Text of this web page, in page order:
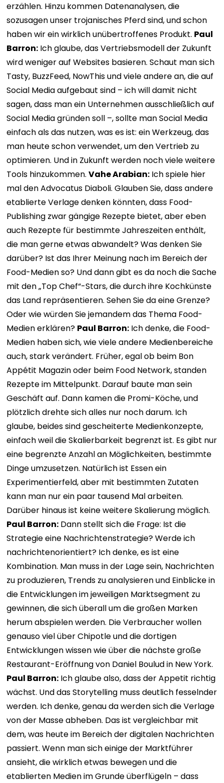
erzählen. Hinzu kommen Datenanalysen, die
sozusagen unser trojanisches Pferd sind, und schon
haben wir ein wirklich unübertroffenes Produkt. Paul
Barron: Ich glaube, das Vertriebsmodell der Zukunft
wird weniger auf Websites basieren. Schaut man sich
Tasty, BuzzFeed, NowThis und viele andere an, die auf
Social Media aufgebaut sind – ich will damit nicht
sagen, dass man ein Unternehmen ausschließlich auf
Social Media gründen soll –, sollte man Social Media
einfach als das nutzen, was es ist: ein Werkzeug, das
man heute schon verwendet, um den Vertrieb zu
optimieren. Und in Zukunft werden noch viele weitere
Tools hinzukommen.Vahe Arabian: Ich spiele hier
mal den Advocatus Diaboli. Glauben Sie, dass andere
etablierte Verlage denken könnten, dass Food-
Publishing zwar gängige Rezepte bietet, aber eben
auch Rezepte für bestimmte Jahreszeiten enthält,
die man gerne etwas abwandelt? Was denken Sie
darüber? Ist das Ihrer Meinung nach im Bereich der
Food-Medien so? Und dann gibt es da noch die Sache
mit den „Top Chef“-Stars, die durch ihre Kochkünste
das Land repräsentieren. Sehen Sie da eine Grenze?
Oder wie würden Sie jemandem das Thema Food-
Medien erklären? Paul Barron: Ich denke, die Food-
Medien haben sich, wie viele andere Medienbereiche
auch, stark verändert. Früher, egal ob beim Bon
Appétit Magazin oder beim Food Network, standen
Rezepte im Mittelpunkt. Darauf baute man sein
Geschäft auf. Dann kamen die Promi-Köche, und
plötzlich drehte sich alles nur noch darum. Ich
glaube, beides sind gescheiterte Medienkonzepte,
einfach weil die Skalierbarkeit begrenzt ist. Es gibt nur
eine begrenzte Anzahl an Möglichkeiten, bestimmte
Dinge umzusetzen. Natürlich ist Essen ein
Experimentierfeld, aber mit bestimmten Zutaten
kann man nur ein paar tausend Mal arbeiten.
Darüber hinaus ist keine weitere Skalierung möglich.
Paul Barron: Dann stellt sich die Frage: Ist die
Strategie eine Nachrichtenstrategie? Werde ich
nachrichtenorientiert? Ich denke, es ist eine
Kombination. Man muss in der Lage sein, Nachrichten
zu produzieren, Trends zu analysieren und Einblicke in
die Entwicklungen im jeweiligen Marktsegment zu
gewinnen, die sich überall um die großen Marken
herum abspielen werden. Die Verbraucher wollen
genauso viel über Chipotle und die dortigen
Entwicklungen wissen wie über die nächste große
Restaurant-Eröffnung von Daniel Boulud in New York.
Paul Barron: Ich glaube also, dass der Appetit richtig
wächst. Und das Storytelling muss deutlich fesselnder
werden. Ich denke, genau da werden sich die Verlage
von der Masse abheben. Das ist vergleichbar mit
dem, was heute im Bereich der digitalen Nachrichten
passiert. Wenn man sich einige der Marktführer
ansieht, die wirklich etwas bewegen und die
etablierten Medien im Grunde überflügeln – dass